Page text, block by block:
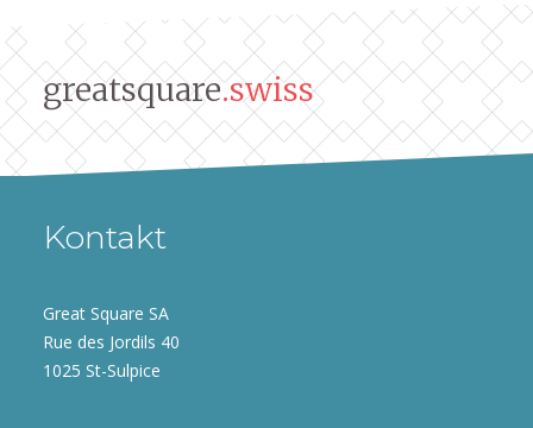
greatsquare.swiss
Kontakt
Great Square SA
Rue des Jordils 40
1025 St-Sulpice